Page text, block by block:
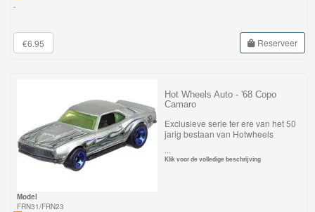
Houten
School
Chuggington
Hot
-
€6.95 Reserveer
Hot Wheels Auto - '68 Copo
Camaro
Exclusieve serie ter ere van het 50
jarig bestaan van Hotwheels
Klik voor de volledige beschrijving
Model
FRN31/FRN23